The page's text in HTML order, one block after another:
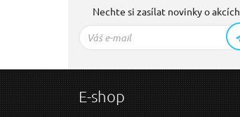
Nechte si zasílat novinky o akcích
E-shop